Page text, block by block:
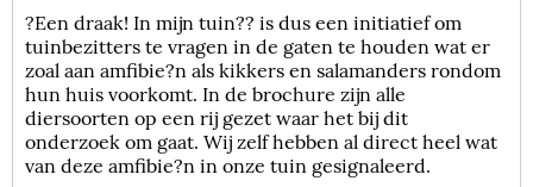
?Een draak! In mijn tuin?? is dus een initiatief om
tuinbezitters te vragen in de gaten te houden wat er
zoal aan amfibie?n als kikkers en salamanders rondom
hun huis voorkomt. In de brochure zijn alle
diersoorten op een rij gezet waar het bij dit
onderzoek om gaat. Wij zelf hebben al direct heel wat
van deze amfibie?n in onze tuin gesignaleerd.